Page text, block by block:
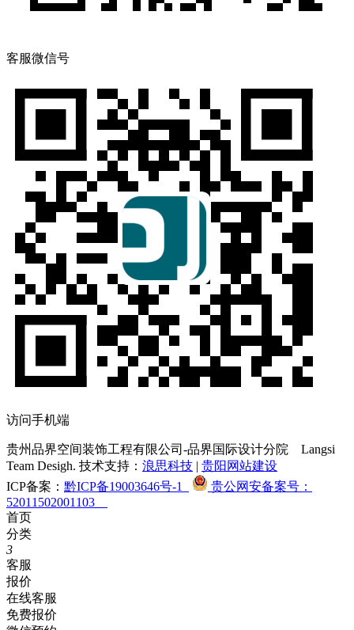
客服微信号
访问手机端
贵州品界空间装饰工程有限公司-品界国际设计分院 Langsi
Team Desigh. 技术支持： 浪思科技 | 贵阳网站建设
ICP备案： 黔ICP备19003646号-1
贵公网安备案号：
52011502001103
首页
分类
3
客服
报价
在线客服
免费报价